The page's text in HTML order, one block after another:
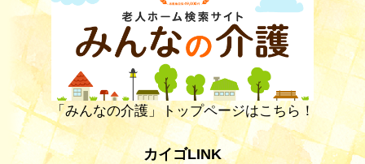
「みんなの介護」トップページはこちら！
カイゴLINK